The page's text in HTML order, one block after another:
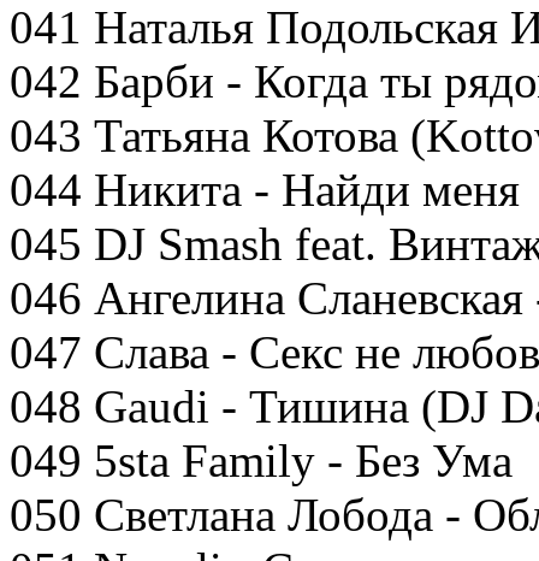
041 Наталья Подольская
042 Барби - Когда ты
043 Татьяна Котова
044 Никита - Найди меня
045 DJ Smash feat.
046 Ангелина
047 Слава - Секс не
048 Gaudi - Тишина (DJ
049 5sta Family - Без Ума
050 Светлана Лобода -